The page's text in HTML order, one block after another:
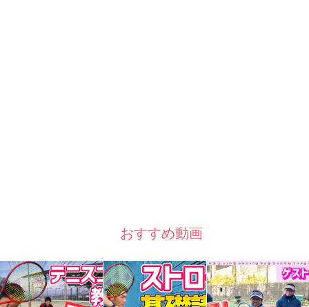
おすすめ動画